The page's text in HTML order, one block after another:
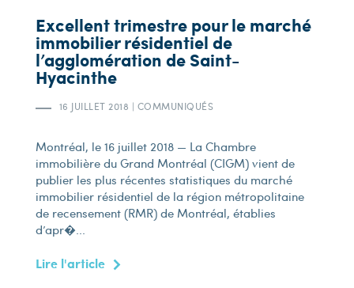
Excellent trimestre pour le marché
immobilier résidentiel de
l’agglomération de Saint-
Hyacinthe
16 JUILLET 2018 | COMMUNIQUÉS
Montréal, le 16 juillet 2018 — La Chambre
immobilière du Grand Montréal (CIGM) vient de
publier les plus récentes statistiques du marché
immobilier résidentiel de la région métropolitaine
de recensement (RMR) de Montréal, établies
d’apr�...
Lire l'article